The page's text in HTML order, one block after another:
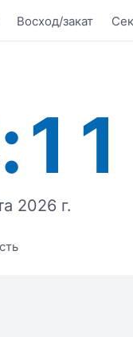
Восход/закат
2026 г.